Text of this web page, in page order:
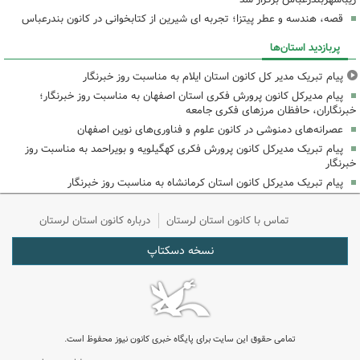
قصه، هندسه و عطر پیتزا؛ تجربه ای شیرین از کتابخوانی در کانون بندرعباس
پربازدید استان‌ها
پیام تبریک مدیر کل کانون استان ایلام به مناسبت روز خبرنگار
پیام مدیرکل کانون پرورش فکری استان اصفهان به مناسبت روز خبرنگار؛
خبرنگاران، حافظان مرزهای فکری جامعه
عصرانه‌های دمنوشی در کانون علوم و فناوری‌های نوین اصفهان
پیام تبریک مدیرکل کانون پرورش فکری کهگیلویه و بویراحمد به مناسبت روز
خبرنگار
پیام تبریک مدیرکل کانون استان کرمانشاه به مناسبت روز خبرنگار
تماس با کانون استان لرستان درباره کانون استان لرستان
نسخه دسکتاپ
تمامی حقوق این سایت برای پایگاه خبری کانون نیوز محفوظ است.